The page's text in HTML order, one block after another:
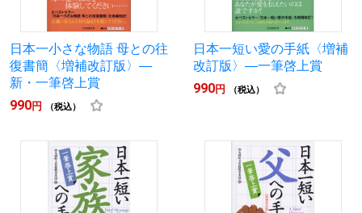
日本一小さな物語 母との往
復書簡〈増補改訂版〉―
新・一筆啓上賞
990円 （税込）
日本一短い愛の手紙〈増補
改訂版〉―一筆啓上賞
990円 （税込）